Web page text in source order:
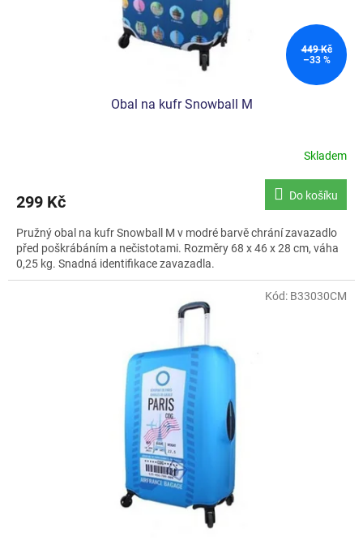
449 Kč
–33 %
Obal na kufr Snowball M
Skladem
299 Kč Do košíku
Pružný obal na kufr Snowball M v modré barvě chrání zavazadlo
před poškrábáním a nečistotami. Rozměry 68 x 46 x 28 cm, váha
0,25 kg. Snadná identifikace zavazadla.
Kód: B33030CM